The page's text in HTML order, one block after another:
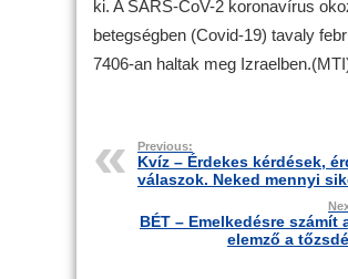
ki. A SARS-CoV-2 koronavírus
betegségben (Covid-19) tavaly
7406-an haltak meg
Previous:
Kvíz – Érdekes kérdések,
válaszok. Neked mennyi
BÉT – Emelkedésre számít
elemző a